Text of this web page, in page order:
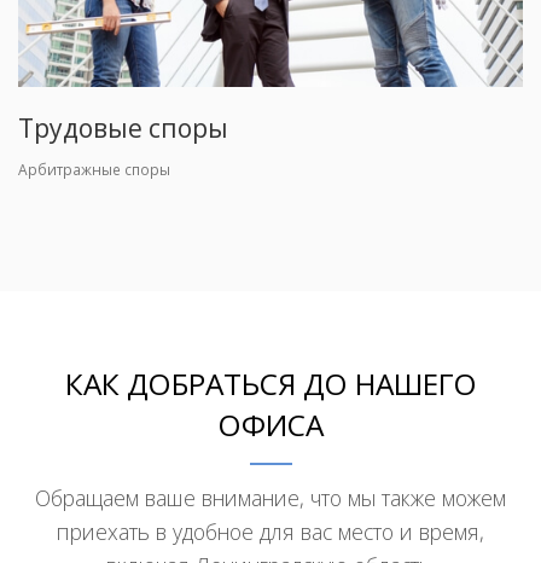
Трудовые споры
Арбитражные споры
КАК ДОБРАТЬСЯ ДО НАШЕГО
ОФИСА
Обращаем ваше внимание, что мы также можем
приехать в удобное для вас место и время,